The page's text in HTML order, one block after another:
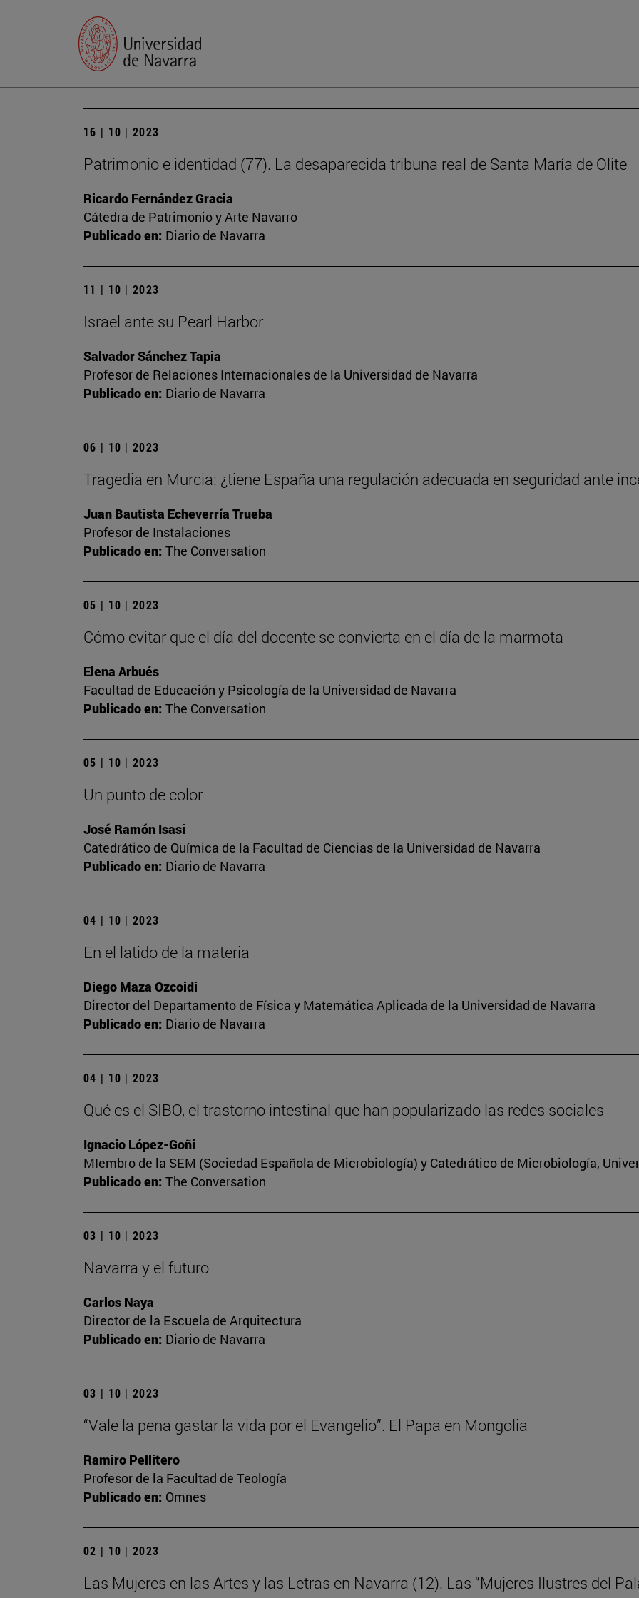
16 | 10 | 2023
Patrimonio e identidad (77). La desaparecida tribuna real de Santa María de Olite
Ricardo Fernández Gracia
Cátedra de Patrimonio y Arte Navarro
Publicado en: Diario de Navarra
11 | 10 | 2023
Israel ante su Pearl Harbor
Salvador Sánchez Tapia
Profesor de Relaciones Internacionales de la Universidad de Navarra
Publicado en: Diario de Navarra
06 | 10 | 2023
Tragedia en Murcia: ¿tiene España una regulación adecuada en seguridad ante
Juan Bautista Echeverría Trueba
Profesor de Instalaciones
Publicado en: The Conversation
05 | 10 | 2023
Cómo evitar que el día del docente se convierta en el día de la marmota
Elena Arbués
Facultad de Educación y Psicología de la Universidad de Navarra
Publicado en: The Conversation
05 | 10 | 2023
Un punto de color
José Ramón Isasi
Catedrático de Química de la Facultad de Ciencias de la Universidad de Navarra
Publicado en: Diario de Navarra
04 | 10 | 2023
En el latido de la materia
Diego Maza Ozcoidi
Director del Departamento de Física y Matemática Aplicada de la Universidad de Navarra
Publicado en: Diario de Navarra
04 | 10 | 2023
Qué es el SIBO, el trastorno intestinal que han popularizado las redes sociales
Ignacio López-Goñi
MIembro de la SEM (Sociedad Española de Microbiología) y Catedrático de Microbiología,
Publicado en: The Conversation
03 | 10 | 2023
Navarra y el futuro
Carlos Naya
Director de la Escuela de Arquitectura
Publicado en: Diario de Navarra
03 | 10 | 2023
“Vale la pena gastar la vida por el Evangelio”. El Papa en Mongolia
Ramiro Pellitero
Profesor de la Facultad de Teología
Publicado en: Omnes
02 | 10 | 2023
Las Mujeres en las Artes y las Letras en Navarra (12). Las “Mujeres Ilustres del